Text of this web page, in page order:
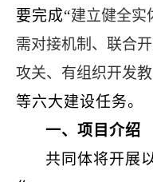
要完成“建立健全实
需对接机制、联合
攻关、有组织开发
等六大建设任务。
一、项目介绍
共同体将开展